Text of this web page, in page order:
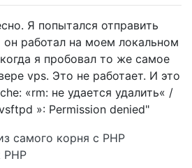
Я попытался отправить
работал на моем локальном
я пробовал то же самое
vps. Это не работает. И это
«rm: не удается удалить« /
»: Permission denied"
самого корня с PHP